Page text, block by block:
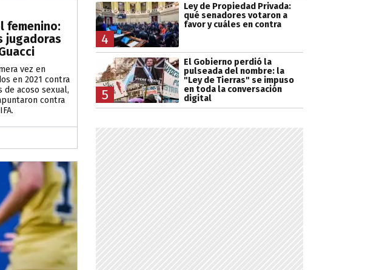
femenino:
jugadoras
vez en
en 2021 contra
acoso sexual,
contra
4
Ley de Propiedad Privada:
qué senadores votaron a
favor y cuáles en contra
5
El Gobierno perdió la
pulseada del nombre: la
"Ley de Tierras" se impuso
en toda la conversación
digital